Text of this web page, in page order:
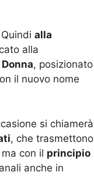
alla
alla
, posizionato
il nuovo nome
si chiamerà
, che trasmettono
con il principio
anche in